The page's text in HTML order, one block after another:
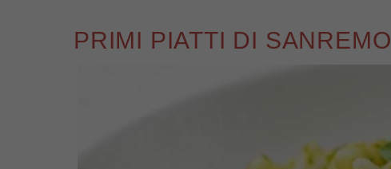
PRIMI PIATTI DI SANREMO